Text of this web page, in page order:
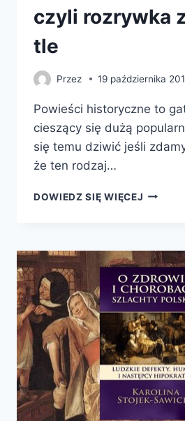
czyli rozrywka
tle
Przez 19 października
Powieści historyczne to
cieszący się dużą
się temu dziwić jeśli
że ten rodzaj…
DOWIEDZ SIĘ WIĘCEJ
Z
NAUKĄ
W
TLE